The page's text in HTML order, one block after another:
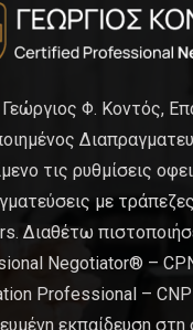
Γεώργιος Φ. Κοντός,
τις ρυθμίσεις
με
Διαθέτω
Negotiator® –
Professional –
εκπαίδευση στη